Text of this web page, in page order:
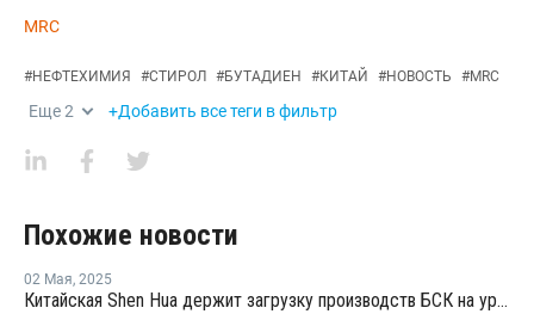
MRC
#НЕФТЕХИМИЯ #СТИРОЛ #БУТАДИЕН #КИТАЙ #НОВОСТЬ #MRC
Еще2 +Добавить все теги в фильтр
Похожие новости
02 Мая, 2025
Китайская Shen Hua держит загрузку производств БСК на уровне 80%